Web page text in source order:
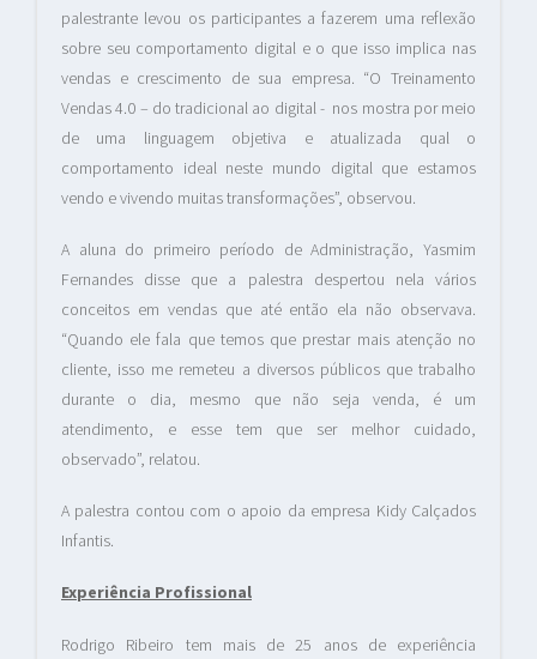
palestrante levou os participantes a fazerem uma reflexão
sobre seu comportamento digital e o que isso implica nas
vendas e crescimento de sua empresa. “O Treinamento
Vendas 4.0 – do tradicional ao digital - nos mostra por meio
de uma linguagem objetiva e atualizada qual o
comportamento ideal neste mundo digital que estamos
vendo e vivendo muitas transformações”, observou.
A aluna do primeiro período de Administração, Yasmim
Fernandes disse que a palestra despertou nela vários
conceitos em vendas que até então ela não observava.
“Quando ele fala que temos que prestar mais atenção no
cliente, isso me remeteu a diversos públicos que trabalho
durante o dia, mesmo que não seja venda, é um
atendimento, e esse tem que ser melhor cuidado,
observado”, relatou.
A palestra contou com o apoio da empresa Kidy Calçados
Infantis.
Experiência Profissional
Rodrigo Ribeiro tem mais de 25 anos de experiência